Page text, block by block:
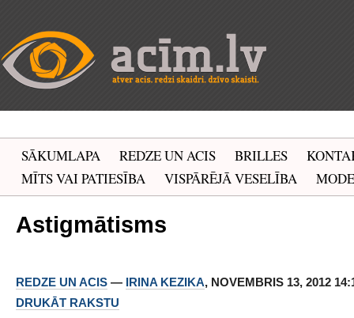
SĀKUMLAPA REDZE UN ACIS BRILLES
MĪTS VAI PATIESĪBA
VISPĀRĒJĀ VESELĪBA MODE
Astigmātisms
REDZE UN ACIS — IRINA KEZIKA, NOVEMBRIS 13, 2012
DRUKĀT RAKSTU